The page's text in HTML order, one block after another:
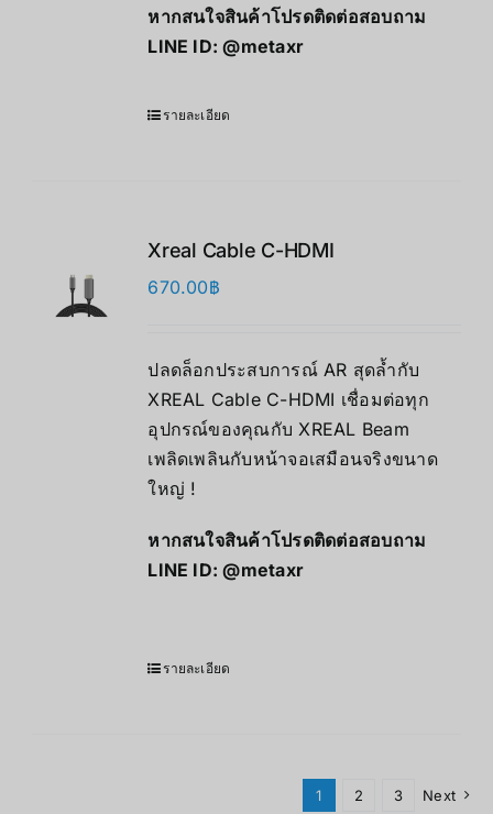
หากสนใจสินค้าโปรดติดต่อสอบถาม
LINE ID:@metaxr
รายละเอียด
Xreal Cable C-HDMI
670.00฿
ปลดล็อกประสบการณ์ AR สุดล้ำกับ
XREAL Cable C-HDMI เชื่อมต่อทุก
อุปกรณ์ของคุณกับ XREAL Beam
เพลิดเพลินกับหน้าจอเสมือนจริงขนาด
ใหญ่ !
หากสนใจสินค้าโปรดติดต่อสอบถาม
LINE ID:@metaxr
รายละเอียด
1 2 3 Next